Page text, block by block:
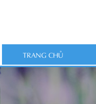
TRANG CHỦ